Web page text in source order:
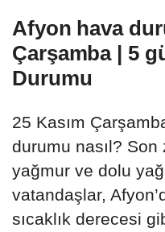
Afyon hava
Çarşamba | 5
Durumu
25 Kasım
durumu nasıl?
yağmur ve dolu
vatandaşlar,
sıcaklık derecesi